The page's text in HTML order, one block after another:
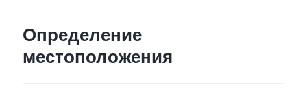
Определение
местоположения